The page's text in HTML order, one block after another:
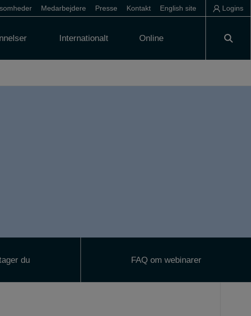
Medarbejdere Presse Kontakt English site Logins
Internationalt Online
du FAQ om webinarer